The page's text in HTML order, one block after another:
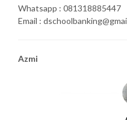
Whatsapp : 081318885447
Email :
Azmi